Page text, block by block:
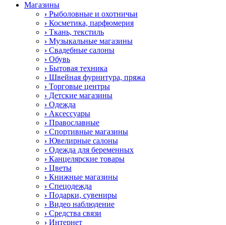
Магазины
› Рыболовные и охотничьи
› Косметика, парфюмерия
› Ткань, текстиль
› Музыкальные магазины
› Свадебные салоны
› Обувь
› Бытовая техника
› Швейная фурнитура, пряжа
› Торговые центры
› Детские магазины
› Одежда
› Аксессуары
› Православные
› Спортивные магазины
› Ювелирные салоны
› Одежда для беременных
› Канцелярские товары
› Цветы
› Книжные магазины
› Спецодежда
› Подарки, сувениры
› Видео наблюдение
› Средства связи
› Интернет